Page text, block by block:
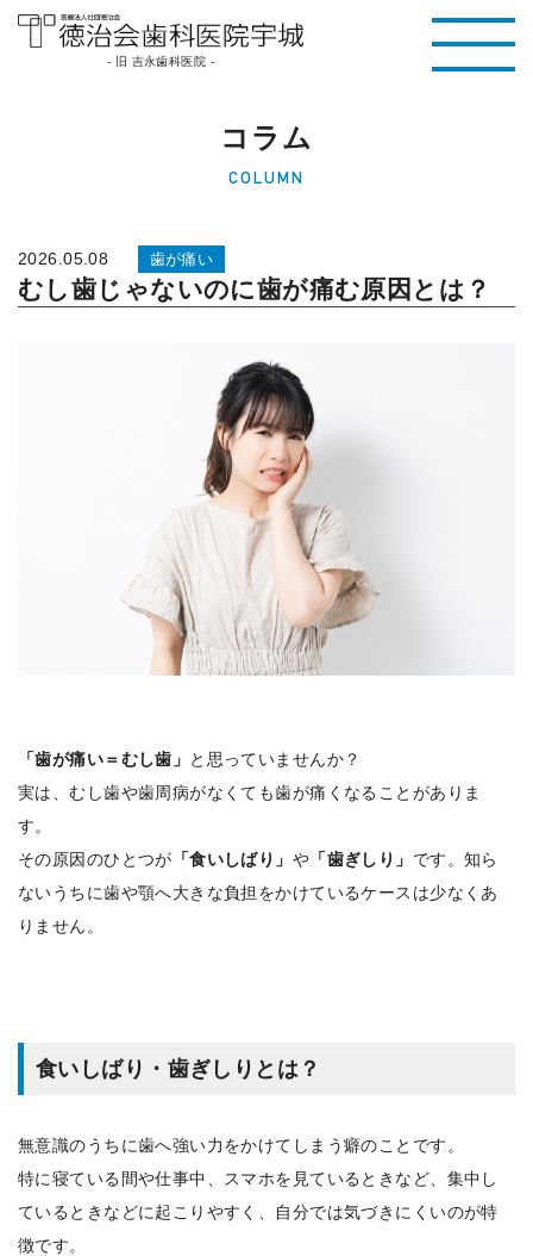
医療法人社団徳治
宇城 [旧 吉永歯科
市
- 旧 吉永歯科医院 -
コラム
COLUMN
2026.05.08 歯が痛い
むし歯じゃないのに歯が痛む原因とは？
「歯が痛い＝むし歯」 と思っていませんか？
実は、むし歯や歯周病がなくても歯が痛くなることがありま
す。
その原因のひとつが 「食いしばり」 や 「歯ぎしり」 です。知ら
ないうちに歯や顎へ大きな負担をかけているケースは少なくあ
りません。
食いしばり・歯ぎしりとは？
無意識のうちに歯へ強い力をかけてしまう癖のことです。
特に寝ている間や仕事中、スマホを見ているときなど、集中し
ているときなどに起こりやすく、自分では気づきにくいのが特
徴です。